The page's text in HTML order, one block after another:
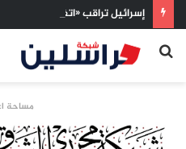
بحث
مساحة